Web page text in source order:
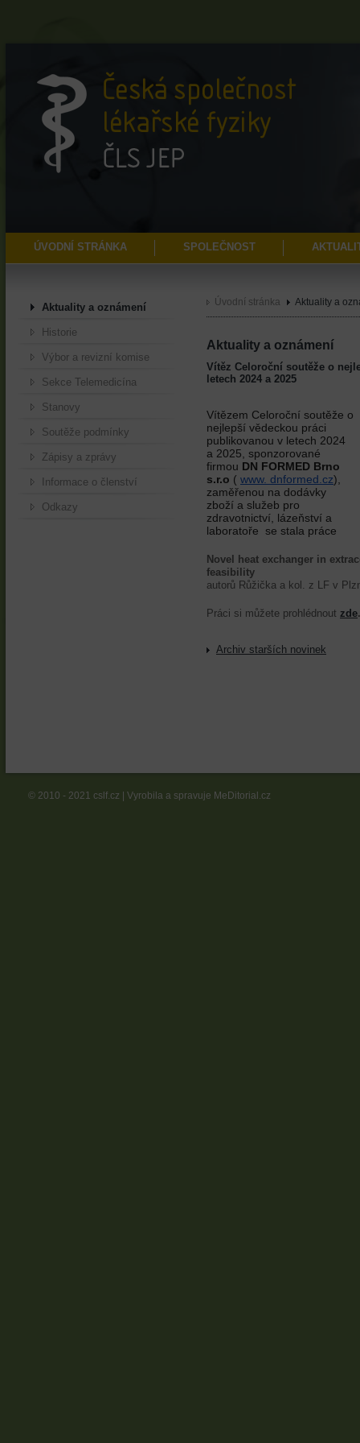
ÚVODNÍ STRÁNKA SPOLEČNOST
Aktuality a oznámení
Historie
Výbor a revizní komise
Sekce Telemedicína
Stanovy
Soutěže podmínky
Zápisy a zprávy
Informace o členství
Odkazy
Úvodní stránka Aktuality a
Aktuality a oznámení
Vítěz Celoroční soutěže o
letech 2024 a 2025
Vítězem Celoroční soutěže o
nejlepší vědeckou práci
publikovanou v letech 2024
a 2025, sponzorované
firmou DN FORMED Brno
s.r.o ( www. dnformed.cz),
zaměřenou na dodávky
zboží a služeb pro
zdravotnictví, lázeňství a
laboratoře se stala práce
Novel heat exchanger in
feasibility
autorů Růžička a kol. z LF v
Práci si můžete prohlédnout zde.
Archiv starších novinek
© 2010 - 2021 cslf.cz | Vyrobila a spravuje MeDitorial.cz